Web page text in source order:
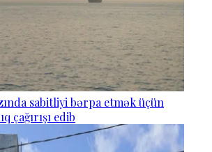
sabitliyi bərpa etmək üçün
çağırışı edib